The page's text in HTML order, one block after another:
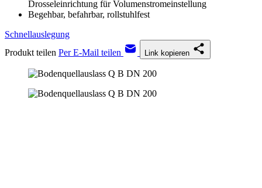
Drosseleinrichtung für Volumenstromeinstellung
Begehbar, befahrbar, rollstuhlfest
Schnellauslegung
Produkt teilen Per E-Mail teilen Link kopieren